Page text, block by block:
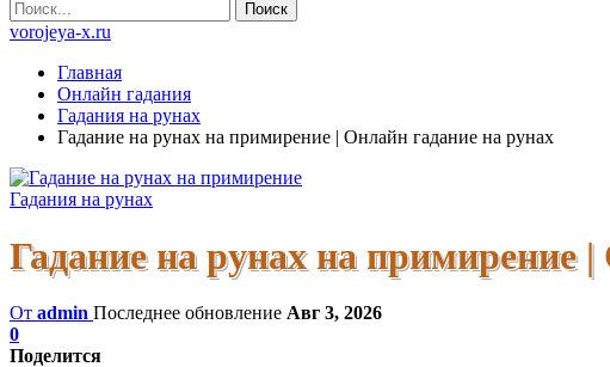
vorojeya-x.ru
Главная
Онлайн гадания
Гадания на рунах
Гадание на рунах на примирение | Онлайн гадание на рунах
Гадания на рунах
Гадание на рунах на примирение
От admin Последнее обновление Авг 3, 2026
0
Поделится